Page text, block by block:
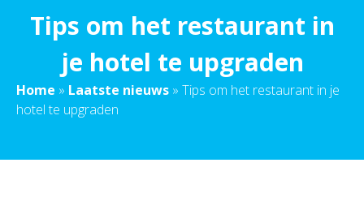
Tips om het restaurant in
je hotel te upgraden
Home » Laatste nieuws » Tips om het restaurant in je
hotel te upgraden